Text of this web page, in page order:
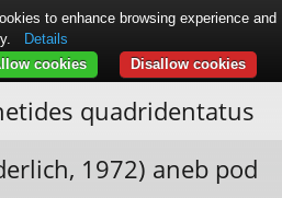
quadridentatus
1972) aneb pod
to enhance browsing experience and
Details
Disallow cookies
cookies